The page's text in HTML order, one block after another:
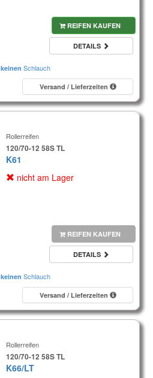
REIFEN KAUFEN
DETAILS
keinen Schlauch
Versand / Lieferzeiten
Rollerreifen
120/70-12 58S TL
K61
nicht am Lager
REIFEN KAUFEN
DETAILS
keinen Schlauch
Versand / Lieferzeiten
Rollerreifen
120/70-12 58S TL
K66/LT